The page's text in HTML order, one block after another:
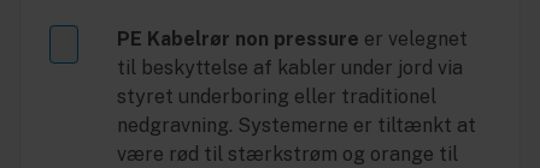
PE Kabelrør non pressure er velegnet
til beskyttelse af kabler under jord via
styret underboring eller traditionel
nedgravning. Systemerne er tiltænkt at
være rød til stærkstrøm og orange til